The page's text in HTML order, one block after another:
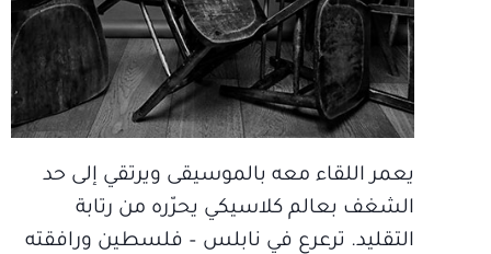
يعمر اللقاء معه بالموسيقى ويرتقي إلى حد
الشغف بعالم كلاسيكي يحرّره من رتابة
التقليد. ترعرع في نابلس – فلسطين ورافقته